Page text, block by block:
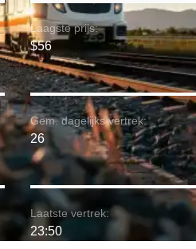
Laagste prijs:
$56
Gem. dagelijks vertrek:
26
Laatste vertrek:
23:50